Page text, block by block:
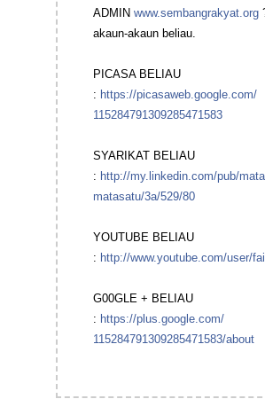
ADMIN www.sembangrakyat.org
akaun-akaun beliau.
PICASA BELIAU
: https://picasaweb.google.com/
115284791309285471583
SYARIKAT BELIAU
: http://my.linkedin.com/pub/
matasatu/3a/529/80
YOUTUBE BELIAU
: http://www.youtube.com/user/
G00GLE + BELIAU
: https://plus.google.com/
115284791309285471583/about